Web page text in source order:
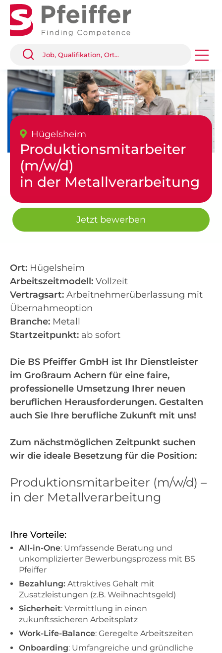
Hügelsheim
Produktionsmitarbeiter
(m/w/d)
in der Metallverarbeitung
Jetzt bewerben
Ort: Hügelsheim
Arbeitszeitmodell: Vollzeit
Vertragsart: Arbeitnehmerüberlassung mit
Übernahmeoption
Branche: Metall
Startzeitpunkt: ab sofort
Die BS Pfeiffer GmbH ist Ihr Dienstleister
im Großraum Achern für eine faire,
professionelle Umsetzung Ihrer neuen
beruflichen Herausforderungen. Gestalten
auch Sie Ihre berufliche Zukunft mit uns!
Zum nächstmöglichen Zeitpunkt suchen
wir die ideale Besetzung für die Position:
Produktionsmitarbeiter (m/w/d) –
in der Metallverarbeitung
Ihre Vorteile:
All-in-One: Umfassende Beratung und
unkomplizierter Bewerbungsprozess mit BS
Pfeiffer
Bezahlung: Attraktives Gehalt mit
Zusatzleistungen (z.B. Weihnachtsgeld)
Sicherheit: Vermittlung in einen
zukunftssicheren Arbeitsplatz
Work-Life-Balance: Geregelte Arbeitszeiten
Onboarding: Umfangreiche und gründliche